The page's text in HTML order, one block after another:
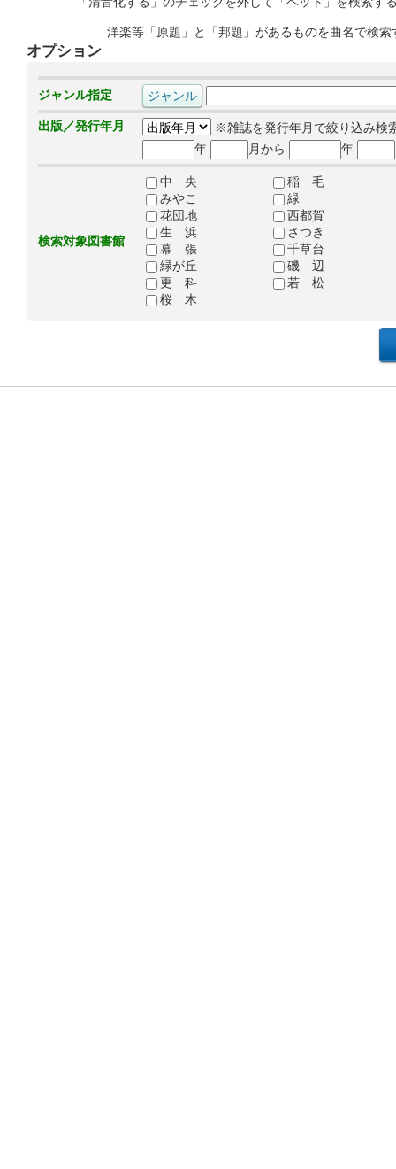
洋楽等「原題」と「邦題」があるものを曲名で検
オプション
ジャンル指定
出版／発行年月
※雑誌を発行年月で絞り込み検
年
月から 年
検索対象図書館
中 央
稲 毛
みやこ
緑
花団地
西都賀
生 浜
さつき
幕 張
千草台
緑が丘
磯 辺
更 科
若 松
桜 木